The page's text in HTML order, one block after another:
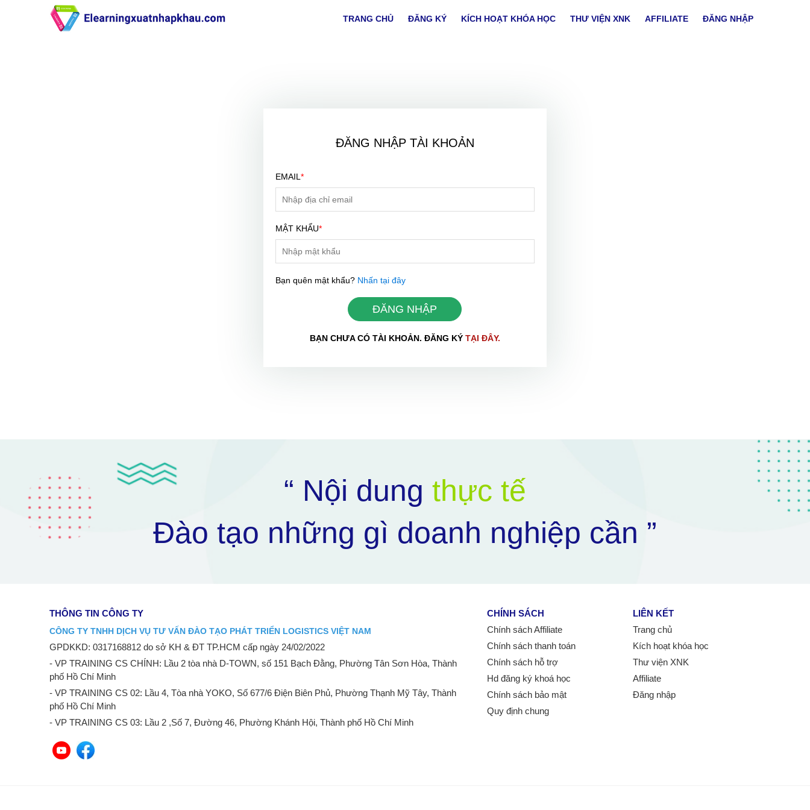
TRANG CHỦ ĐĂNG KÝ KÍCH HOẠT KHÓA HỌC THƯ VIỆN XNK AFFILIATE ĐĂNG NHẬP
ĐĂNG NHẬP TÀI KHOẢN
EMAIL *
MẬT KHẨU*
Bạn quên mật khẩu? Nhấn tại đây
ĐĂNG NHẬP
BẠN CHƯA CÓ TÀI KHOẢN. ĐĂNG KÝ TẠI ĐÂY.
“ Nội dung thực tế
Đào tạo những gì doanh nghiệp cần ”
THÔNG TIN CÔNG TY
CÔNG TY TNHH DỊCH VỤ TƯ VẤN ĐÀO TẠO PHÁT TRIỂN LOGISTICS VIỆT NAM
GPDKKD: 0317168812 do sở KH & ĐT TP.HCM cấp ngày 24/02/2022
- VP TRAINING CS CHÍNH: Lầu 2 tòa nhà D-TOWN, số 151 Bạch Đằng, Phường Tân Sơn Hòa, Thành
phố Hồ Chí Minh
- VP TRAINING CS 02: Lầu 4, Tòa nhà YOKO, Số 677/6 Điện Biên Phủ, Phường Thạnh Mỹ Tây, Thành
phố Hồ Chí Minh
- VP TRAINING CS 03: Lầu 2 ,Số 7, Đường 46, Phường Khánh Hội, Thành phố Hồ Chí Minh
CHÍNH SÁCH
Chính sách Affiliate
Chính sách thanh toán
Chính sách hỗ trợ
Hd đăng ký khoá học
Chính sách bảo mật
Quy định chung
LIÊN KẾT
Trang chủ
Kích hoạt khóa học
Thư viện XNK
Affiliate
Đăng nhập